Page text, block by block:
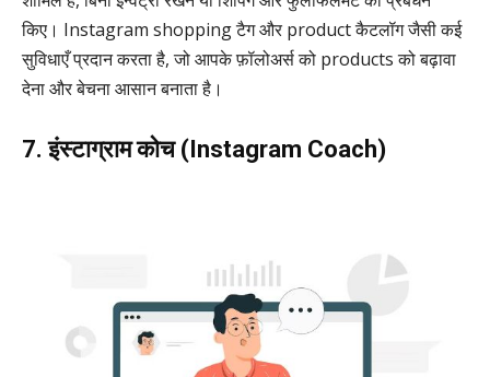
किए। Instagram shopping टैग और product कैटलॉग जैसी कई
सुविधाएँ प्रदान करता है, जो आपके फ़ॉलोअर्स को products को बढ़ावा
देना और बेचना आसान बनाता है।
7. इंस्टाग्राम कोच (Instagram Coach)